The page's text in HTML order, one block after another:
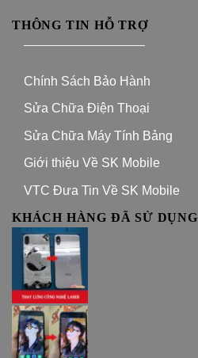
THÔNG TIN HỖ TRỢ
—————————–
Chính Sách Bảo Hành
Sửa Chữa Điện Thoại
Sửa Chữa Máy Tính Bảng
Giới thiệu Về SK Mobile
VTC Đưa Tin Về SK Mobile
KHÁCH HÀNG ĐÃ SỬ DỤNG